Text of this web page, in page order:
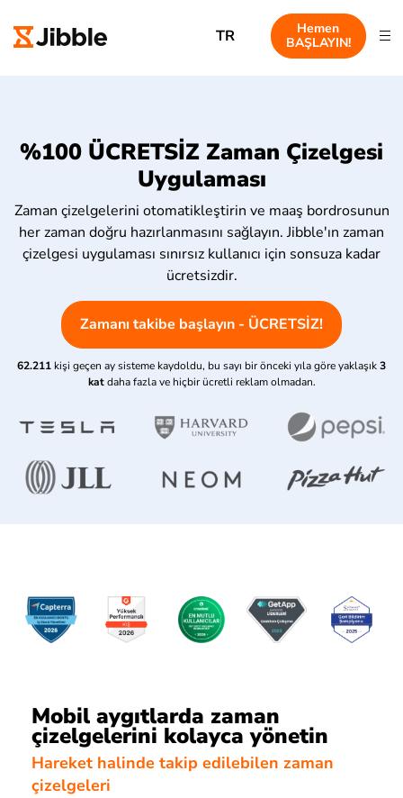
TR
Hemen
BAŞLAYIN!
%100 ÜCRETSİZ Zaman Çizelgesi
Uygulaması
Zaman çizelgelerini otomatikleştirin ve maaş bordrosunun
her zaman doğru hazırlanmasını sağlayın. Jibble'ın zaman
çizelgesi uygulaması sınırsız kullanıcı için sonsuza kadar
ücretsizdir.
Zamanı takibe başlayın - ÜCRETSİZ!
62.211kişi geçen ay sisteme kaydoldu, bu sayı bir önceki yıla göre yaklaşık3
kat daha fazla ve hiçbir ücretli reklam olmadan.
Mobil aygıtlarda zaman
çizelgelerini kolayca yönetin
Hareket halinde takip edilebilen zaman
çizelgeleri